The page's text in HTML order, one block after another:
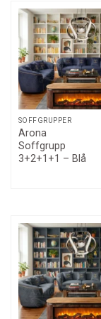
SOFFGRUPPER
Arona
Soffgrupp
3+2+1+1 – Blå